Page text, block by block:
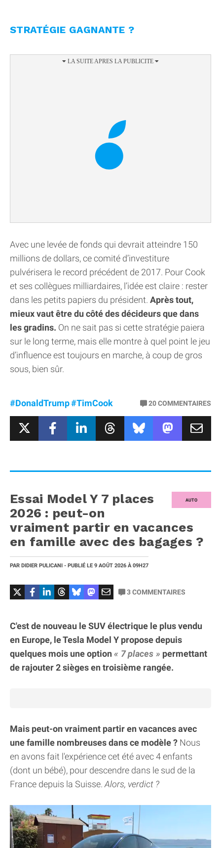
STRATÉGIE GAGNANTE ?
Avec une levée de fonds qui devrait atteindre 150
millions de dollars, ce comité d’investiture
pulvérisera le record précédent de 2017. Pour Cook
et ses collègues milliardaires, l’idée est claire : rester
dans les petits papiers du président. Après tout,
mieux vaut être du côté des décideurs que dans
les gradins. On ne sait pas si cette stratégie paiera
sur le long terme, mais elle montre à quel point le jeu
d’influence est toujours en marche, à coup de gros
sous, bien sûr.
#DonaldTrump#TimCook 20COMMENTAIRES
AUTO
Essai Model Y 7 places
2026 : peut-on
vraiment partir en vacances
en famille avec des bagages ?
PAR DIDIER PULICANI - PUBLIÉ LE 9 AOÛT 2026 À 09H27
3COMMENTAIRES
C'est de nouveau le SUV électrique le plus vendu
en Europe, le Tesla Model Y propose depuis
quelques mois une option
7 places
permettant
de rajouter 2 sièges en troisième rangée.
Mais peut-on vraiment partir en vacances avec
une famille nombreuses dans ce modèle ? Nous
en avons fait l'expérience cet été avec 4 enfants
(dont un bébé), pour descendre dans le sud de la
France depuis la Suisse. Alors, verdict ?